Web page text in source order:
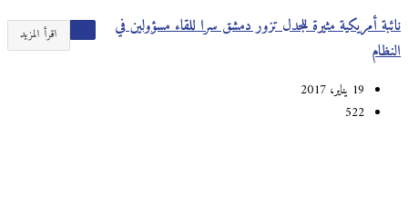
اقرأ المزيد
نائبة أمريكية مثيرة للجدل تزور دمشق سرا للقاء مسؤولين في
النظام
19 يناير، 2017
522